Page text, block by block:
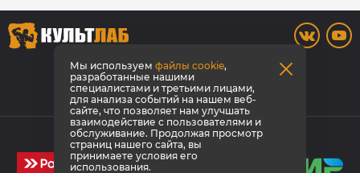
8 800 700-42-31
Заказать звонок
© КультЛаб Спортивное питание
Политика конфиденциальности
Мы используемфайлы cookie,
разработанные нашими
специалистами и третьими лицами,
для анализа событий на нашем веб-
сайте, что позволяет нам улучшать
взаимодействие с пользователями и
обслуживание. Продолжая просмотр
страниц нашего сайта, вы
принимаете условия его
использования.